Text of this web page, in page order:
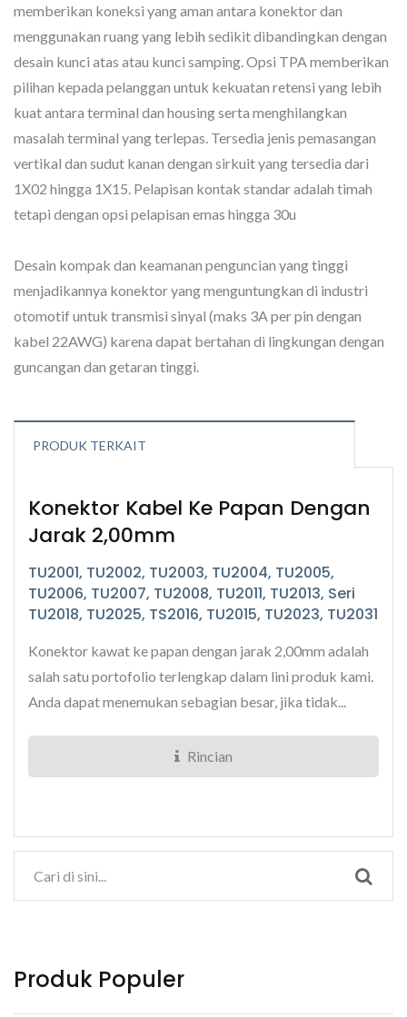
memberikan koneksi yang aman antara konektor dan
menggunakan ruang yang lebih sedikit dibandingkan dengan
desain kunci atas atau kunci samping. Opsi TPA memberikan
pilihan kepada pelanggan untuk kekuatan retensi yang lebih
kuat antara terminal dan housing serta menghilangkan
masalah terminal yang terlepas. Tersedia jenis pemasangan
vertikal dan sudut kanan dengan sirkuit yang tersedia dari
1X02 hingga 1X15. Pelapisan kontak standar adalah timah
tetapi dengan opsi pelapisan emas hingga 30u
Desain kompak dan keamanan penguncian yang tinggi
menjadikannya konektor yang menguntungkan di industri
otomotif untuk transmisi sinyal (maks 3A per pin dengan
kabel 22AWG) karena dapat bertahan di lingkungan dengan
guncangan dan getaran tinggi.
PRODUK TERKAIT
Konektor Kabel Ke Papan Dengan
Jarak 2,00mm
TU2001, TU2002, TU2003, TU2004, TU2005,
TU2006, TU2007, TU2008, TU2011, TU2013, Seri
TU2018, TU2025, TS2016, TU2015, TU2023, TU2031
Konektor kawat ke papan dengan jarak 2,00mm adalah
salah satu portofolio terlengkap dalam lini produk kami.
Anda dapat menemukan sebagian besar, jika tidak...
Rincian
Produk Populer